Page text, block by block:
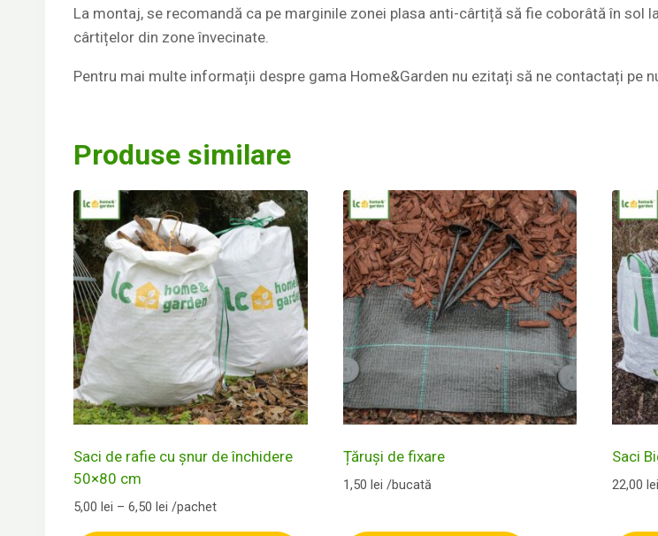
La montaj, se recomandă ca pe marginile zonei plasa anti-cârtiță să fie coborâtă în sol
cârtițelor din zone învecinate.
Pentru mai multe informații despre gama Home&Garden nu ezitați să ne contactați pe
Produse similare
Saci de rafie cu șnur de închidere
50×80 cm
5,00 lei – 6,50 lei Interval
/pachet
Țăruși de fixare
1,50 lei /bucată
Saci
22,00 lei